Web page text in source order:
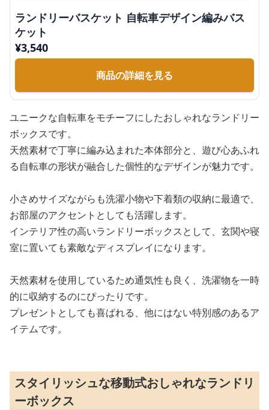
ランドリーバスケット 自転車デザイン編みバス
ケット
¥3,540
商品の詳細を見る
ユニークな自転車をモチーフにしたおしゃれなランドリー
ボックスです。
天然素材で丁寧に編み込まれた本体部分と、遊び心あふれ
る自転車の形状が融合した個性的なデザインが魅力です。
小さめサイズながらも洗濯小物や下着類の収納に最適で、
お部屋のアクセントとしても活躍します。
インテリア性の高いランドリーボックスとして、玄関や寝
室に置いても素敵なディスプレイになります。
天然素材を使用しているため通気性も良く、洗濯物を一時
的に収納するのにぴったりです。
プレゼントとしても喜ばれる、他にはない特別感のあるア
イテムです。
スタイリッシュな移動式おしゃれなランドリ
ーボックス